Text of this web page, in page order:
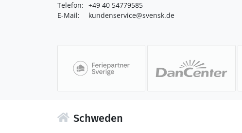
Telefon: +49 40 54779585
E-Mail:
kundenservice@svensk.de
Schweden